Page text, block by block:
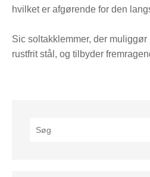
hvilket er afgørende for den
Sic soltakklemmer, der
rustfrit stål, og tilbyder